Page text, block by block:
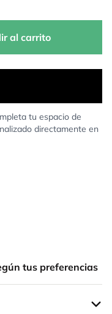
al carrito
tu espacio de
directamente en
tus preferencias